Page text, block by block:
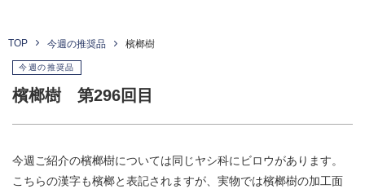
TOP 今週の推奨品 檳榔樹
今週の推奨品
檳榔樹 第296回目
今週ご紹介の檳榔樹については同じヤシ科にビロウがあります。
こちらの漢字も檳榔と表記されますが、実物では檳榔樹の加工面